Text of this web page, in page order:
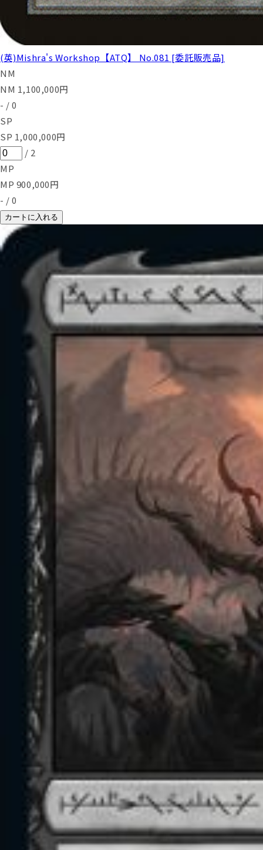
(英)Mishra's Workshop【ATQ】 No.081 [委託販売品]
NM
NM 1,100,000円
- / 0
SP
SP 1,000,000円
/ 2
MP
MP 900,000円
- / 0
カートに入れる